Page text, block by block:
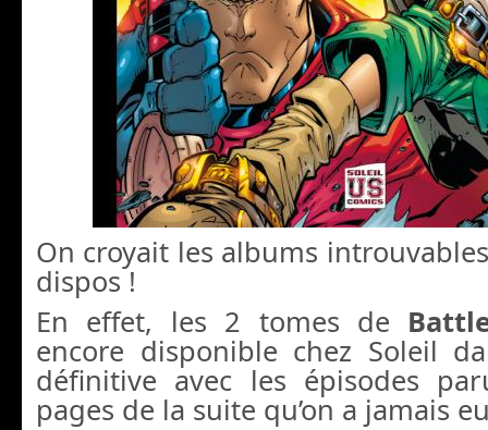
On croyait les albums
dispos !
En effet, les 2 tomes de
encore disponible chez Soleil
définitive avec les épisodes
pages de la suite qu’on a jamais